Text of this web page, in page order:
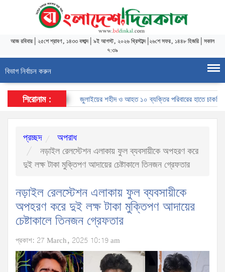
আজরবিবার ২৫শে শ্রাবণ, ১৪৩৩ বঙ্গাব্দ| ৯ই আগস্ট, ২০২৬ খ্রিস্টাব্দ| ২৬শে সফর, ১৪৪৮ হিজরি সকাল
৭:৩৯
বিভাগ নির্বাচন করুন
শিরোনাম : জুলাইয়ের শহীদ ও আহত ১০ ব্যক্তির পরিবারের হাতে চাকরির
প্রচ্ছদ
অপরাধ
নড়াইল রেলস্টেশন এলাকায় ফুল ব্যবসায়ীকে অপহরণ করে
দুই লক্ষ টাকা মুক্তিপণ আদায়ের চেষ্টাকালে তিনজন গ্রেফতার
নড়াইল রেলস্টেশন এলাকায় ফুল ব্যবসায়ীকে
অপহরণ করে দুই লক্ষ টাকা মুক্তিপণ আদায়ের
চেষ্টাকালে তিনজন গ্রেফতার
প্রকাশ: 27 March, 2025 10:19 am